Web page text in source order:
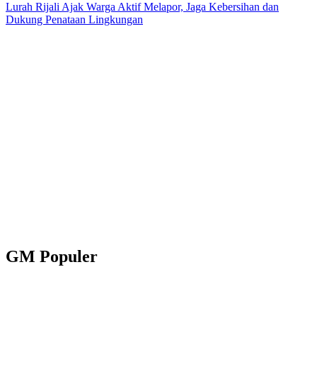
Lurah Rijali Ajak Warga Aktif Melapor, Jaga Kebersihan dan
Dukung Penataan Lingkungan
GM Populer